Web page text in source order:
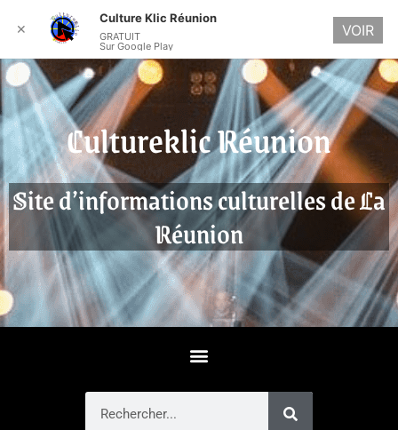
Cultureklic Réunion
Site d’informations culturelles de La
Réunion
✕
Culture Klic Réunion
GRATUIT
Sur Google Play
VOIR